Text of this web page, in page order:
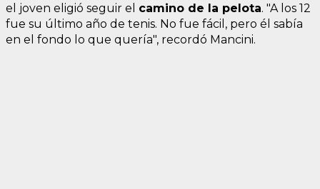
el joven eligió seguir el camino de la pelota. "A los 12
fue su último año de tenis. No fue fácil, pero él sabía
en el fondo lo que quería", recordó Mancini.